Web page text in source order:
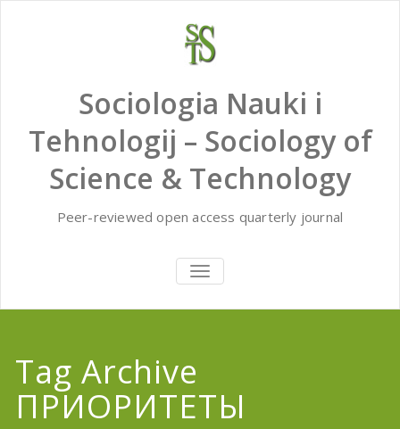
Sociologia Nauki i
Tehnologij – Sociology of
Science & Technology
Peer-reviewed open access quarterly journal
TOGGLE
NAVIGATION
Tag Archive
ПРИОРИТЕТЫ